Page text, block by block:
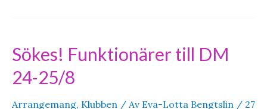
Sökes! Funktionärer till DM
24-25/8
Arrangemang, Klubben / Av Eva-Lotta Bengtslin / 27